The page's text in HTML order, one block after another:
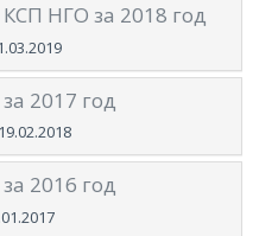
НГО за 2018 год
2017 год
19.02.2018
2016 год